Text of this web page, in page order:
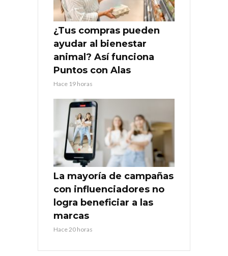
¿Tus compras pueden
ayudar al bienestar
animal? Así funciona
Puntos con Alas
Hace 19 horas
La mayoría de campañas
con influenciadores no
logra beneficiar a las
marcas
Hace 20 horas